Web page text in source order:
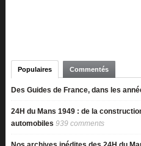
Populaires Commentés
Des Guides de France, dans les
24H du Mans 1949 : de la
automobiles 939 comments